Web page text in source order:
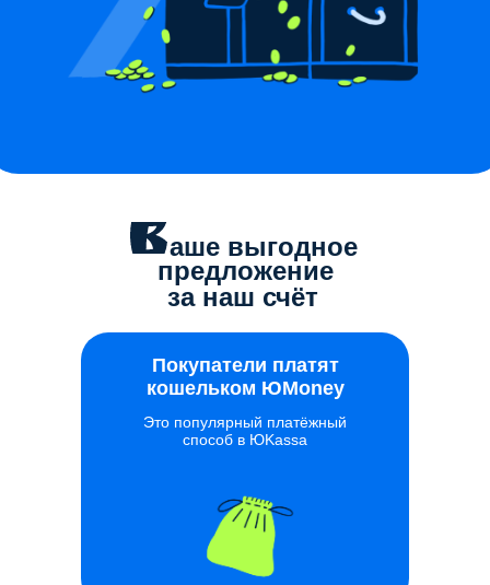
Покупатели платят
кошельком ЮMoney
Это популярный платёжный
способ в ЮKassa
аше выгодное
предложение
за наш счёт